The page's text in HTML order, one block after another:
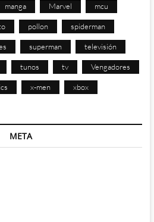
manga Marvel mcu
pollon spiderman
superman televisión
tunos tv Vengadores
x-men xbox
META